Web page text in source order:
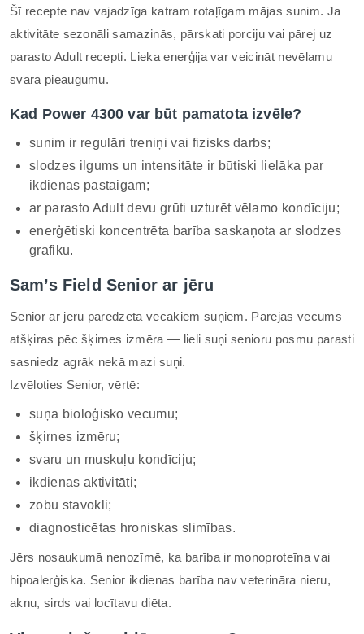
Šī recepte nav vajadzīga katram rotaļīgam mājas sunim. Ja
aktivitāte sezonāli samazinās, pārskati porciju vai pārej uz
parasto Adult recepti. Lieka enerģija var veicināt nevēlamu
svara pieaugumu.
Kad Power 4300 var būt pamatota izvēle?
sunim ir regulāri treniņi vai fizisks darbs;
slodzes ilgums un intensitāte ir būtiski lielāka par
ikdienas pastaigām;
ar parasto Adult devu grūti uzturēt vēlamo kondīciju;
enerģētiski koncentrēta barība saskaņota ar slodzes
grafiku.
Sam’s Field Senior ar jēru
Senior ar jēru paredzēta vecākiem suņiem. Pārejas vecums
atšķiras pēc šķirnes izmēra — lieli suņi senioru posmu parasti
sasniedz agrāk nekā mazi suņi.
Izvēloties Senior, vērtē:
suņa bioloģisko vecumu;
šķirnes izmēru;
svaru un muskuļu kondīciju;
ikdienas aktivitāti;
zobu stāvokli;
diagnosticētas hroniskas slimības.
Jērs nosaukumā nenozīmē, ka barība ir monoproteīna vai
hipoalerģiska. Senior ikdienas barība nav veterināra nieru,
aknu, sirds vai locītavu diēta.